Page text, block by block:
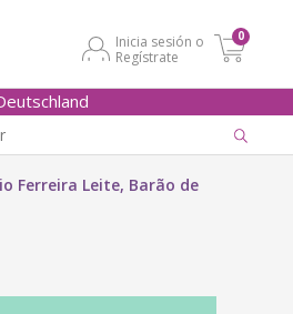
Inicia sesión o
Regístrate
0
Ferreira Leite, Barão de